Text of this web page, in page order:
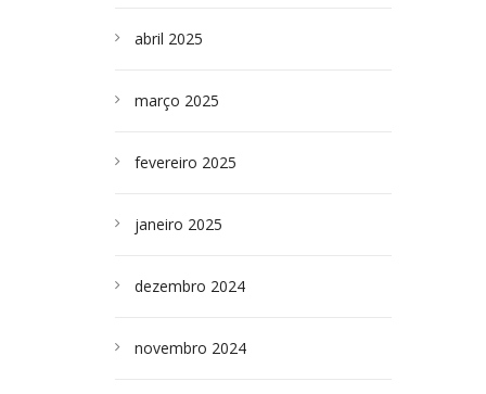
abril 2025
março 2025
fevereiro 2025
janeiro 2025
dezembro 2024
novembro 2024